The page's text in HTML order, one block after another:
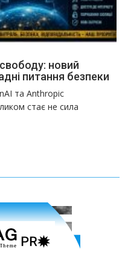
новий
питання безпеки
та Anthropic
стає не сила